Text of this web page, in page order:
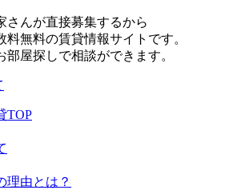
さんが直接募集するから
料無料の賃貸情報サイトです。
部屋探しで相談ができます。
TOP
理由とは？